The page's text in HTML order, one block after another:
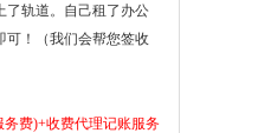
了轨道。自己租了办公
可！（我们会帮您签收
费)+收费代理记账服务